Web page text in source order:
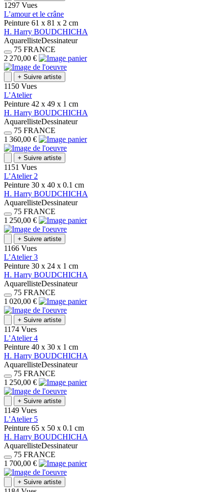
1297 Vues
L’amour et le crâne
Peinture 61 x 81 x 2 cm
H. Harry BOUDCHICHA
AquarellisteDessinateur
75 FRANCE
2 270,00 €
+ Suivre artiste
1150 Vues
L’Atelier
Peinture 42 x 49 x 1 cm
H. Harry BOUDCHICHA
AquarellisteDessinateur
75 FRANCE
1 360,00 €
+ Suivre artiste
1151 Vues
L’Atelier 2
Peinture 30 x 40 x 0.1 cm
H. Harry BOUDCHICHA
AquarellisteDessinateur
75 FRANCE
1 250,00 €
+ Suivre artiste
1166 Vues
L’Atelier 3
Peinture 30 x 24 x 1 cm
H. Harry BOUDCHICHA
AquarellisteDessinateur
75 FRANCE
1 020,00 €
+ Suivre artiste
1174 Vues
L’Atelier 4
Peinture 40 x 30 x 1 cm
H. Harry BOUDCHICHA
AquarellisteDessinateur
75 FRANCE
1 250,00 €
+ Suivre artiste
1149 Vues
L’Atelier 5
Peinture 65 x 50 x 0.1 cm
H. Harry BOUDCHICHA
AquarellisteDessinateur
75 FRANCE
1 700,00 €
+ Suivre artiste